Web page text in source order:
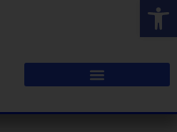
פתח סרגל נגישות